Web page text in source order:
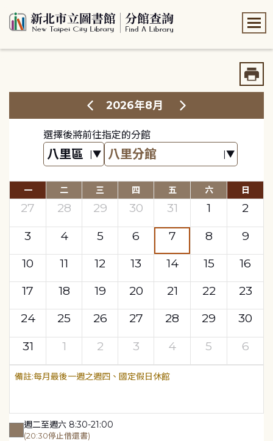
2026年8月
選擇後將前往指定的分館
一 二 三 四 五 六 日
27 28 29 30 31 1
2
3
4 5 6 7 8
9
10
11 12 13 14 15
16
17
18 19 20 21 22
23
24
25 26 27 28 29
30
31
1 2 3 4 5 6
每月最後一週之週四、國定假日休館
週二至週六 8:30-21:00
(20:30停止借還書)